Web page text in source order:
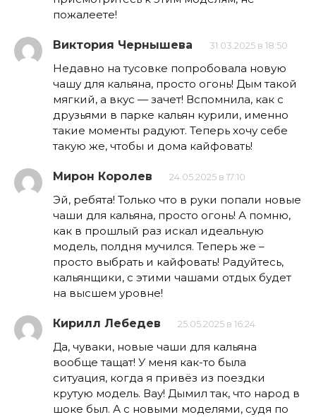
пожалеете!
Виктория Чернышева 31.03.2025 в 18:50
Недавно на тусовке попробовала новую
чашу для кальяна, просто огонь! Дым такой
мягкий, а вкус — зачет! Вспомнила, как с
друзьями в парке кальян курили, именно
такие моменты радуют. Теперь хочу себе
такую же, чтобы и дома кайфовать!
Мирон Королев 24.05.2025 в 17:10
Эй, ребята! Только что в руки попали новые
чаши для кальяна, просто огонь! А помню,
как в прошлый раз искал идеальную
модель, полдня мучился. Теперь же –
просто выбрать и кайфовать! Радуйтесь,
кальянщики, с этими чашами отдых будет
на высшем уровне!
Кирилл Лебедев 25.05.2025 в 16:24
Да, чуваки, новые чаши для кальяна
вообще тащат! У меня как-то была
ситуация, когда я привёз из поездки
крутую модель. Вау! Дымил так, что народ в
шоке был. А с новыми моделями, судя по